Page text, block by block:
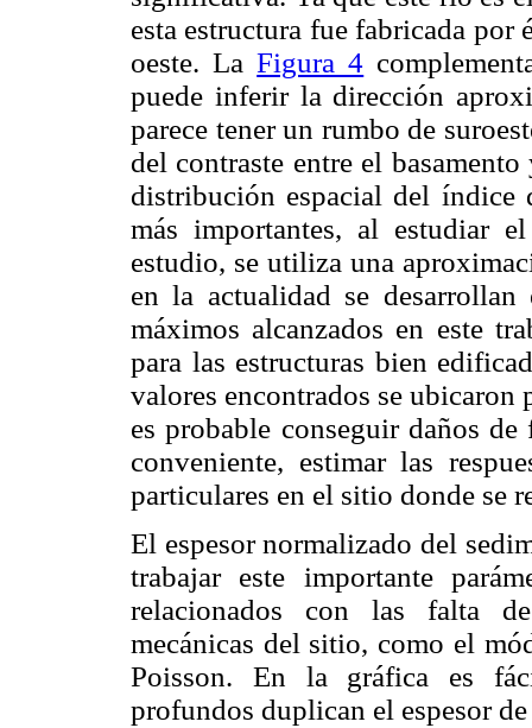
esta estructura fue fabricada
oeste. LaFigura 4
puede inferir la dirección
parece tener un rumbo de
del contraste entre el
distribución espacial del índice
más importantes, al estudiar
estudio, se utiliza una
en la actualidad se desarrollan
máximos alcanzados en este
para las estructuras bien
valores encontrados se ubicaron
es probable conseguir daños
conveniente, estimar las
particulares en el sitio donde se
El espesor normalizado del
trabajar este importante
relacionados con las falta
mecánicas del sitio, como el
Poisson. En la gráfica es
profundos duplican el espesor